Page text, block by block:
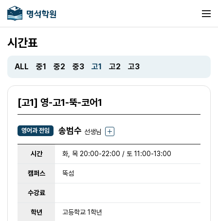
시간표
ALL 중1 중2 중3 고1 고2 고3
[고1] 영-고1-뚝-코어1
영어과 전임 송범수 선생님
시간 화, 목 20:00-22:00 / 토 11:00-13:00
캠퍼스 뚝섬
수강료
학년 고등학교 1학년